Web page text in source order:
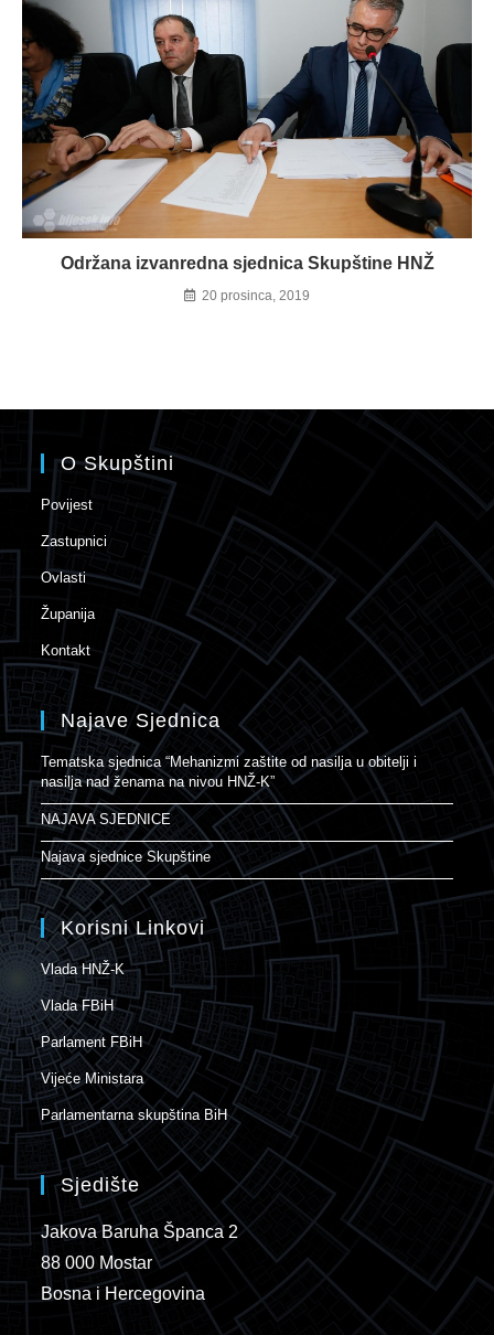
Održana izvanredna sjednica Skupštine HNŽ
20 prosinca, 2019
O Skupštini
Povijest
Zastupnici
Ovlasti
Županija
Kontakt
Najave Sjednica
Tematska sjednica “Mehanizmi zaštite od nasilja u obitelji i
nasilja nad ženama na nivou HNŽ-K”
NAJAVA SJEDNICE
Najava sjednice Skupštine
Korisni Linkovi
Vlada HNŽ-K
Vlada FBiH
Parlament FBiH
Vijeće Ministara
Parlamentarna skupština BiH
Sjedište
Jakova Baruha Španca 2
88 000 Mostar
Bosna i Hercegovina